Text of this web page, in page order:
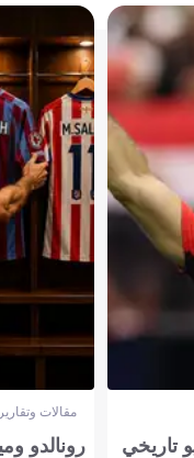
تاريخي
مقالات
رونالدو